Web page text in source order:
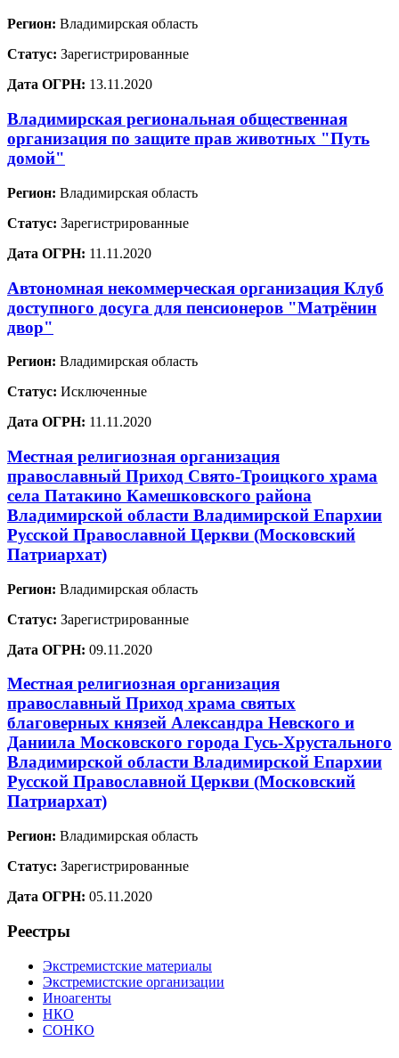
Регион: Владимирская область
Статус: Зарегистрированные
Дата ОГРН: 13.11.2020
Владимирская региональная общественная
организация по защите прав животных "Путь
домой"
Регион: Владимирская область
Статус: Зарегистрированные
Дата ОГРН: 11.11.2020
Автономная некоммерческая организация Клуб
доступного досуга для пенсионеров "Матрёнин
двор"
Регион: Владимирская область
Статус: Исключенные
Дата ОГРН: 11.11.2020
Местная религиозная организация
православный Приход Свято-Троицкого храма
села Патакино Камешковского района
Владимирской области Владимирской Епархии
Русской Православной Церкви (Московский
Патриархат)
Регион: Владимирская область
Статус: Зарегистрированные
Дата ОГРН: 09.11.2020
Местная религиозная организация
православный Приход храма святых
благоверных князей Александра Невского и
Даниила Московского города Гусь-Хрустального
Владимирской области Владимирской Епархии
Русской Православной Церкви (Московский
Патриархат)
Регион: Владимирская область
Статус: Зарегистрированные
Дата ОГРН: 05.11.2020
Реестры
Экстремистские материалы
Экстремистские организации
Иноагенты
НКО
СОНКО